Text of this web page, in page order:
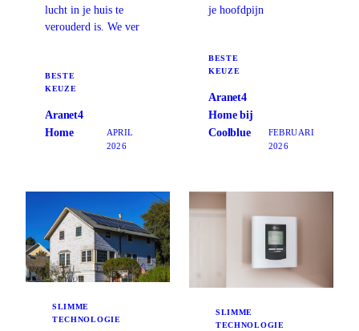
lucht in je huis te
verouderd is. We ver
BESTE
KEUZE
Aranet4
Home
APRIL
2026
je hoofdpijn
BESTE
KEUZE
Aranet4
Home bij
Coolblue
FEBRUARI
2026
SLIMME
TECHNOLOGIE
SLIMME
TECHNOLOGIE